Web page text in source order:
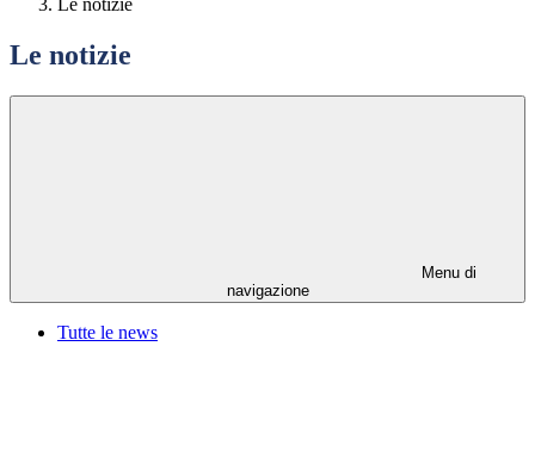
Le notizie
Le notizie
Menu di
navigazione
Tutte le news